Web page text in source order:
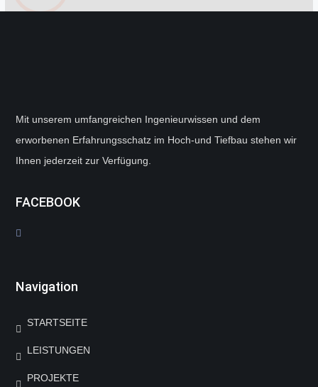
Mit unserem umfangreichen Ingenieurwissen und dem
erworbenen Erfahrungsschatz im Hoch-und Tiefbau stehen wir
Ihnen jederzeit zur Verfügung.
FACEBOOK
Navigation
STARTSEITE
LEISTUNGEN
PROJEKTE